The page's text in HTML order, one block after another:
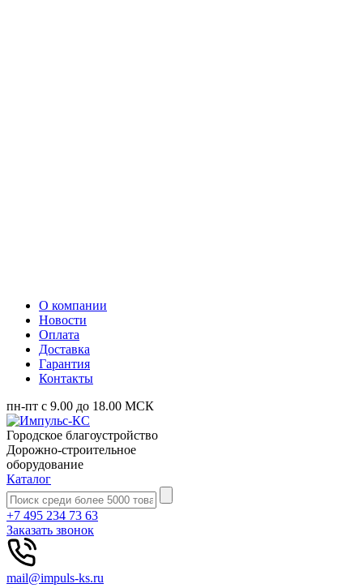
О компании
Новости
Оплата
Доставка
Гарантия
Контакты
пн-пт с 9.00 до 18.00 МСК
Городское благоустройство
Дорожно-строительное
оборудование
Каталог
+7 495 234 73 63
Заказать звонок
mail@impuls-ks.ru